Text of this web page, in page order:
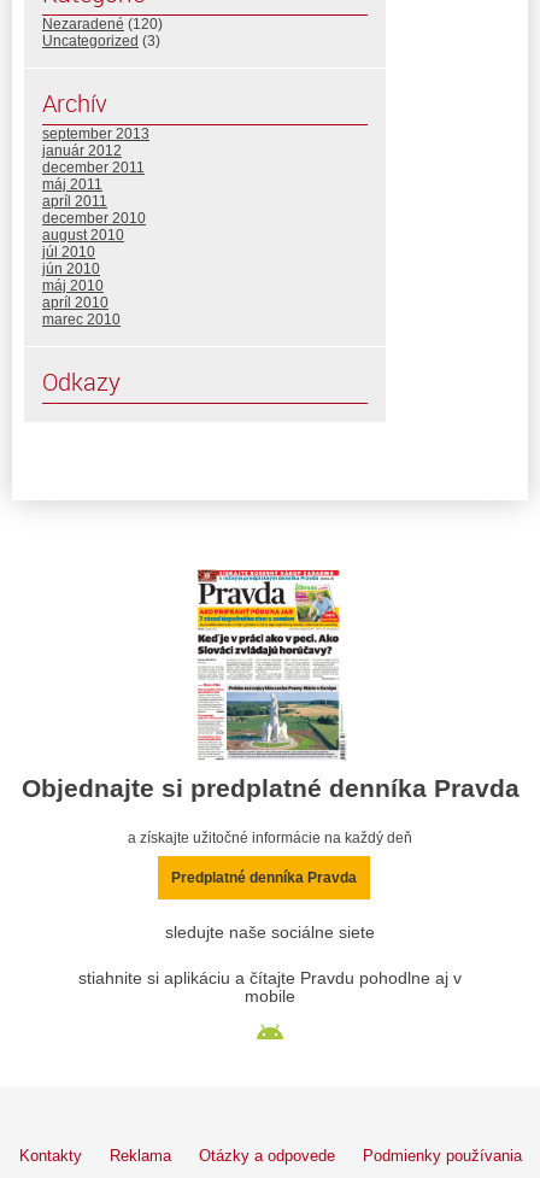
Nezaradené (120)
Uncategorized (3)
Archív
september 2013
január 2012
december 2011
máj 2011
apríl 2011
december 2010
august 2010
júl 2010
jún 2010
máj 2010
apríl 2010
marec 2010
Odkazy
Objednajte si predplatné denníka Pravda
a získajte užitočné informácie na každý deň
Predplatné denníka Pravda
sledujte naše sociálne siete
stiahnite si aplikáciu a čítajte Pravdu pohodlne aj v
mobile
Kontakty Reklama Otázky a odpovede Podmienky používania